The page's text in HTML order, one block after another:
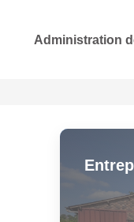
Administration